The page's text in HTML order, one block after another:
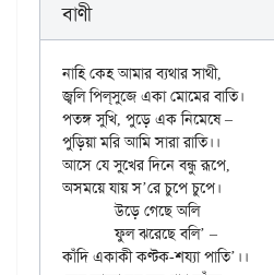
বাণী
নাহি কেহ আমার ব্যথার সাথী,
জ্বলি পিল্‌সুজে একা মোমের বাতি।
পতঙ্গ সুখি, পুড়ে এক নিমেষে –
পুড়িয়া মরি আমি সারা রাতি।।
আসে যে সুখের দিনে বন্ধু রূপে,
অসময়ে যায় স’রে চুপে চুপে।
	উড়ে গেছে অলি
	ফুল ঝরেছে বলি’ –
কাঁদি একাকী কণ্টক-শয্যা পাতি’।।